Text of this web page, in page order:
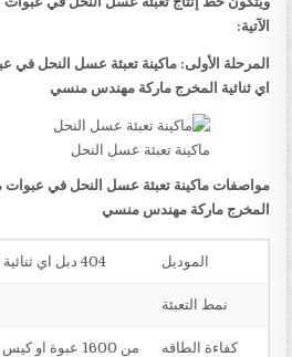
الآتية:
اي ثنائية المخرج ماركة مهندس منسي
ماكينة تعبئة عسل النحل
المخرج ماركة مهندس منسي
الموديل 404 دبل اي ثنائية المخرج ماركة مهندس منسي
نمط التعبئة
كفاءة الطاقه